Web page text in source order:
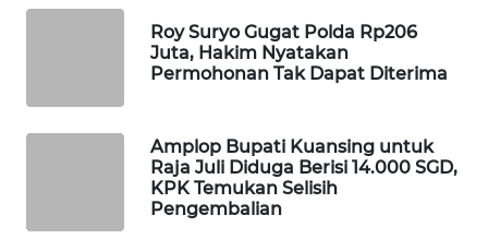
Roy Suryo Gugat Polda Rp206
Juta, Hakim Nyatakan
Permohonan Tak Dapat Diterima
Amplop Bupati Kuansing untuk
Raja Juli Diduga Berisi 14.000 SGD,
KPK Temukan Selisih
Pengembalian
WAHANA
LISTRIK